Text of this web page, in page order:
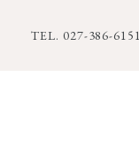
TEL. 027-386-6151